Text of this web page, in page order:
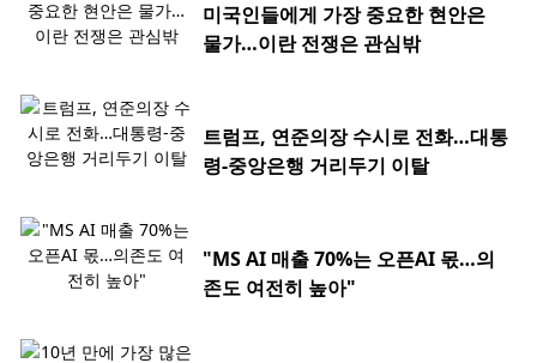
미국인들에게 가장 중요한 현안은
물가…이란 전쟁은 관심밖
트럼프, 연준의장 수시로 전화…대통
령-중앙은행 거리두기 이탈
"MS AI 매출 70%는 오픈AI 몫…의
존도 여전히 높아"